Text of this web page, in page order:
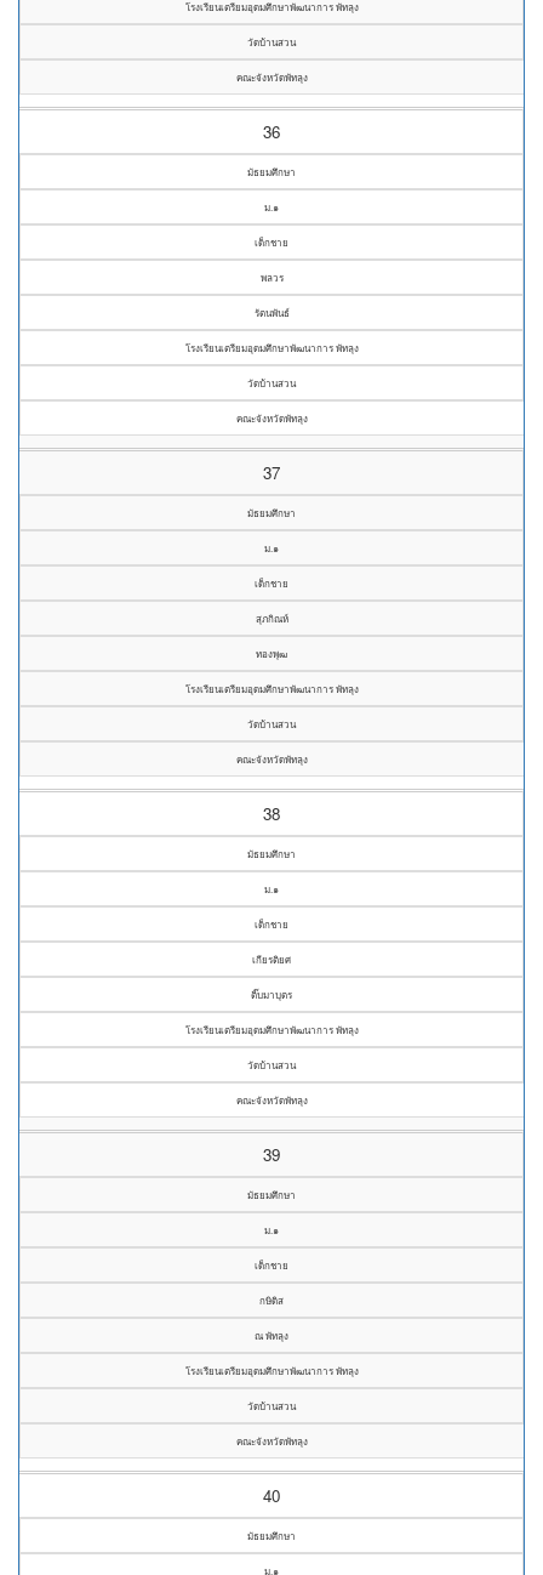
โรงเรียนเตรียมอุดมศึกษาพัฒนาการ พัทลุง
วัดบ้านสวน
คณะจังหวัดพัทลุง
36
มัธยมศึกษา
ม.๑
เด็กชาย
พลวร
รัตนพันธ์
โรงเรียนเตรียมอุดมศึกษาพัฒนาการ พัทลุง
วัดบ้านสวน
คณะจังหวัดพัทลุง
37
มัธยมศึกษา
ม.๑
เด็กชาย
สุภกิณห์
ทองพุฒ
โรงเรียนเตรียมอุดมศึกษาพัฒนาการ พัทลุง
วัดบ้านสวน
คณะจังหวัดพัทลุง
38
มัธยมศึกษา
ม.๑
เด็กชาย
เกียรติยศ
ติ๊บมาบุตร
โรงเรียนเตรียมอุดมศึกษาพัฒนาการ พัทลุง
วัดบ้านสวน
คณะจังหวัดพัทลุง
39
มัธยมศึกษา
ม.๑
เด็กชาย
กษิดิส
ณ พัทลุง
โรงเรียนเตรียมอุดมศึกษาพัฒนาการ พัทลุง
วัดบ้านสวน
คณะจังหวัดพัทลุง
40
มัธยมศึกษา
ม.๑